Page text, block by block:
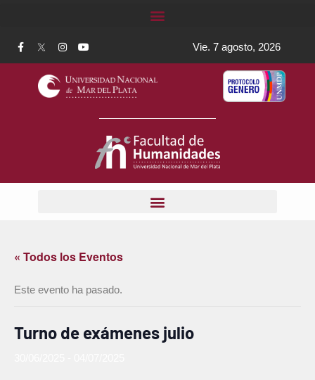
Vie. 7 agosto, 2026
« Todos los Eventos
Este evento ha pasado.
Turno de exámenes julio